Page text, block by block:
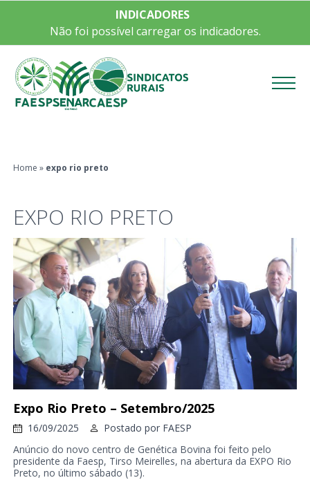
INDICADORES
Não foi possível carregar os indicadores.
Home » expo rio preto
EXPO RIO PRETO
Expo Rio Preto – Setembro/2025
16/09/2025 Postado por FAESP
Anúncio do novo centro de Genética Bovina foi feito pelo
presidente da Faesp, Tirso Meirelles, na abertura da EXPO Rio
Preto, no último sábado (13).